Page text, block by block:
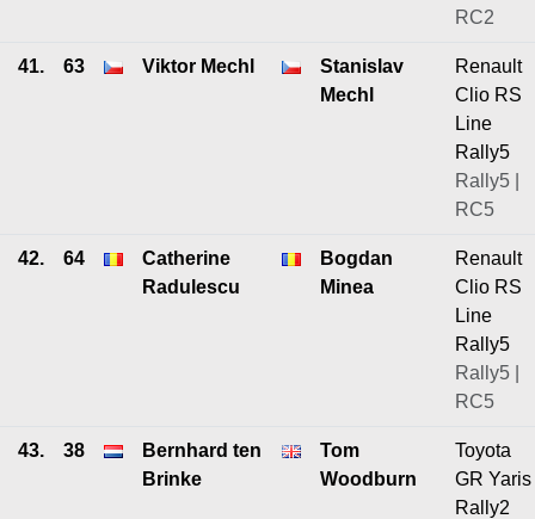
RC2
41. 63 Viktor Mechl
Stanislav
Mechl
Renault
Clio RS
Line
Rally5
Rally5 |
RC5
42. 64
Catherine
Radulescu
Bogdan
Minea
Renault
Clio RS
Line
Rally5
Rally5 |
RC5
43. 38
Bernhard ten
Brinke
Tom
Woodburn
Toyota
GR Yaris
Rally2